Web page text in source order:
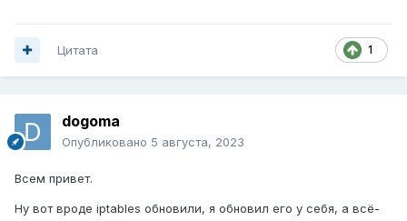
1
Цитата
dogoma
Опубликовано 5 августа, 2023
Всем привет.
Ну вот вроде iptables обновили, я обновил его у себя, а всё-